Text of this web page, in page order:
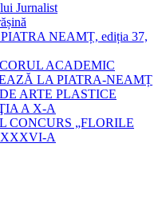
Jurnalist
NEAMȚ, ediția 37,
CORUL ACADEMIC
LA PIATRA-NEAMȚ
ARTE PLASTICE
A X-A
CONCURS „FLORILE
A